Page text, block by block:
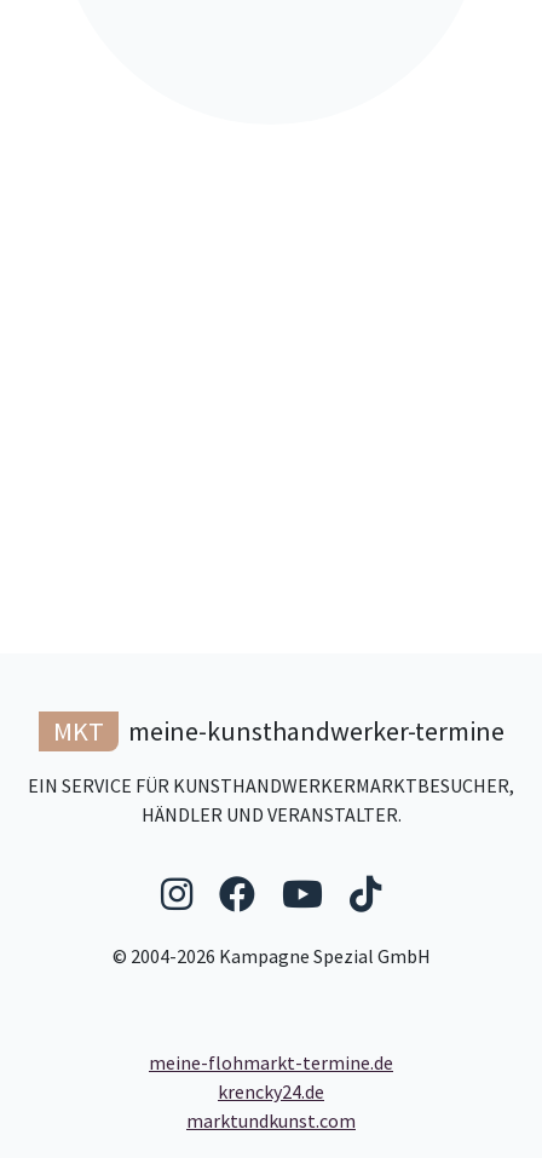
MKT meine-kunsthandwerker-termine
EIN SERVICE FÜR KUNSTHANDWERKERMARKTBESUCHER,
HÄNDLER UND VERANSTALTER.
Folgen Sie uns auf
Folgen Sie uns auf
Folgen Sie
Folgen
© 2004-2026 Kampagne Spezial GmbH
meine-flohmarkt-termine.de
krencky24.de
marktundkunst.com